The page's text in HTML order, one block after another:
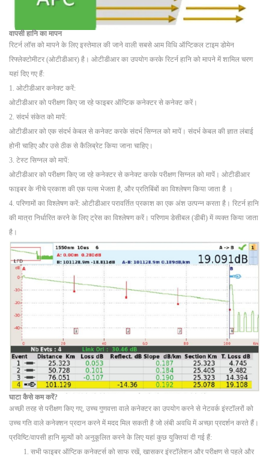
वापसी हानि का मापन
रिटर्न लॉस को मापने के लिए इस्तेमाल की जाने वाली सबसे आम विधि ऑप्टिकल टाइम डोमेन
रिफ्लेक्टोमीटर (ओटीडीआर) है। ओटीडीआर का उपयोग करके रिटर्न हानि को मापने में शामिल चरण
यहां दिए गए हैं:
1. ओटीडीआर कनेक्ट करें:
ओटीडीआर को परीक्षण किए जा रहे फाइबर ऑप्टिक कनेक्टर से कनेक्ट करें।
2. संदर्भ संकेत को मापें:
ओटीडीआर को एक संदर्भ केबल से कनेक्ट करके संदर्भ सिग्नल को मापें। संदर्भ केबल की ज्ञात लंबाई
होनी चाहिए और उसे ठीक से कैलिब्रेट किया जाना चाहिए।
3. टेस्ट सिग्नल को मापें:
ओटीडीआर को परीक्षण किए जा रहे कनेक्टर से कनेक्ट करके परीक्षण सिग्नल को मापें। ओटीडीआर
फाइबर के नीचे प्रकाश की एक पल्स भेजता है, और प्रतिबिंबों का विश्लेषण किया जाता है ।
4. परिणामों का विश्लेषण करें: ओटीडीआर परावर्तित प्रकाश का एक अंश उत्पन्न करता है। रिटर्न हानि
की मात्रा निर्धारित करने के लिए ट्रेस का विश्लेषण करें। परिणाम डेसीबल (डीबी) में व्यक्त किया जाता
है।
घाटा कैसे कम करें?
अच्छी तरह से परीक्षण किए गए, उच्च गुणवत्ता वाले कनेक्टर का उपयोग करने से नेटवर्क इंस्टॉलरों को
उच्च गति वाले कनेक्शन प्रदान करने में मदद मिल सकती है जो लंबी अवधि में अच्छा प्रदर्शन करते हैं।
प्रविष्टि/वापसी हानि मूल्यों को अनुकूलित करने के लिए यहां कुछ युक्तियां दी गई हैं:
1. सभी फाइबर ऑप्टिक कनेक्टर्स को साफ रखें, खासकर इंस्टॉलेशन और परीक्षण से पहले और